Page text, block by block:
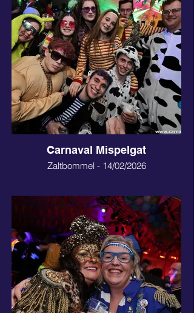
Carnaval Mispelgat
Zaltbommel - 14/02/2026